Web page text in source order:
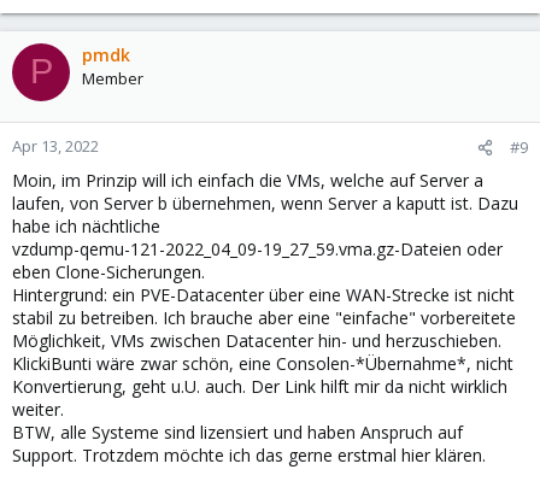
P pmdk
Member
Apr 13, 2022 #9
Moin, im Prinzip will ich einfach die VMs, welche auf Server a
laufen, von Server b übernehmen, wenn Server a kaputt ist. Dazu
habe ich nächtliche
vzdump-qemu-121-2022_04_09-19_27_59.vma.gz-Dateien oder
eben Clone-Sicherungen.
Hintergrund: ein PVE-Datacenter über eine WAN-Strecke ist nicht
stabil zu betreiben. Ich brauche aber eine "einfache" vorbereitete
Möglichkeit, VMs zwischen Datacenter hin- und herzuschieben.
KlickiBunti wäre zwar schön, eine Consolen-*Übernahme*, nicht
Konvertierung, geht u.U. auch. Der Link hilft mir da nicht wirklich
weiter.
BTW, alle Systeme sind lizensiert und haben Anspruch auf
Support. Trotzdem möchte ich das gerne erstmal hier klären.